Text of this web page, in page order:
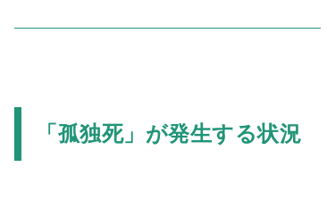
「孤独死」が発生する状況